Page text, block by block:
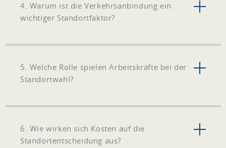
4. Warum ist die Verkehrsanbindung ein
wichtiger Standortfaktor?
5. Welche Rolle spielen Arbeitskräfte bei der
Standortwahl?
6. Wie wirken sich Kosten auf die
Standortentscheidung aus?